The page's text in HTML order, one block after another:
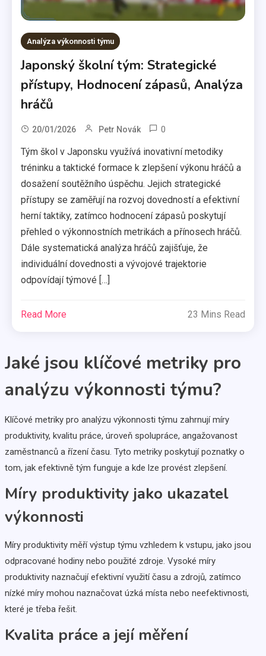
Analýza výkonnosti týmu
Japonský školní tým: Strategické
přístupy, Hodnocení zápasů, Analýza
hráčů
20/01/2026 Petr Novák 0
Tým škol v Japonsku využívá inovativní metodiky
tréninku a taktické formace k zlepšení výkonu hráčů a
dosažení soutěžního úspěchu. Jejich strategické
přístupy se zaměřují na rozvoj dovedností a efektivní
herní taktiky, zatímco hodnocení zápasů poskytují
přehled o výkonnostních metrikách a přínosech hráčů.
Dále systematická analýza hráčů zajišťuje, že
individuální dovednosti a vývojové trajektorie
odpovídají týmové […]
Read More 23 Mins Read
Jaké jsou klíčové metriky pro
analýzu výkonnosti týmu?
Klíčové metriky pro analýzu výkonnosti týmu zahrnují míry
produktivity, kvalitu práce, úroveň spolupráce, angažovanost
zaměstnanců a řízení času. Tyto metriky poskytují poznatky o
tom, jak efektivně tým funguje a kde lze provést zlepšení.
Míry produktivity jako ukazatel
výkonnosti
Míry produktivity měří výstup týmu vzhledem k vstupu, jako jsou
odpracované hodiny nebo použité zdroje. Vysoké míry
produktivity naznačují efektivní využití času a zdrojů, zatímco
nízké míry mohou naznačovat úzká místa nebo neefektivnosti,
které je třeba řešit.
Kvalita práce a její měření